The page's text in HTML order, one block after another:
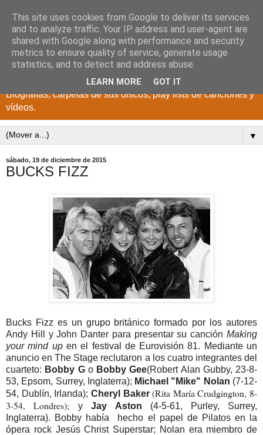
DISCOS PARA EL
RECUERDO
CANTANTES Y GRUPOS DE LOS AÑOS 1950 a 2022.
Biografías, carpetas de sus discos, play lists de canciones y
vídeos.
▼
sábado, 19 de diciembre de 2015
BUCKS FIZZ
Bucks Fizz es un grupo británico formado por los autores
Andy Hill y John Danter para presentar su canción Making
your mind upen el festival de Eurovisión 81. Mediante un
anuncio en The Stage reclutaron a los cuatro integrantes del
cuarteto: Bobby G o Bobby Gee(Robert Alan Gubby, 23-8-
53, Epsom, Surrey, Inglaterra); Michael "Mike" Nolan (7-12-
54, Dublín, Irlanda); Cheryl Baker (Rita María Crudgington, 8-
3-54, Londres);yJay Aston (4-5-61, Purley, Surrey,
Inglaterra). Bobby había hecho el papel de Pilatos en la
ópera rock Jesús Christ Superstar; Nolan era miembro de
This site uses cookies from Google to deliver its services
and to analyze traffic. Your IP address and user-agent are
shared with Google along with performance and security
metrics to ensure quality of service, generate usage
statistics, and to detect and address abuse.
LEARN MORE GOT IT